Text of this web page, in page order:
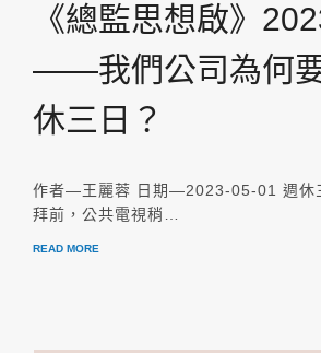
《總監思想啟》
——我們公司為何
休三日？
作者—王麗蓉 日期—2023-05-01 週休
拜前，公共電視稍…
READ MORE